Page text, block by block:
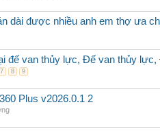
dài được nhiều anh em thợ ưa
đế van thủy lực, Đế van thủy
7 8 9
Plus v2026.0.1 2